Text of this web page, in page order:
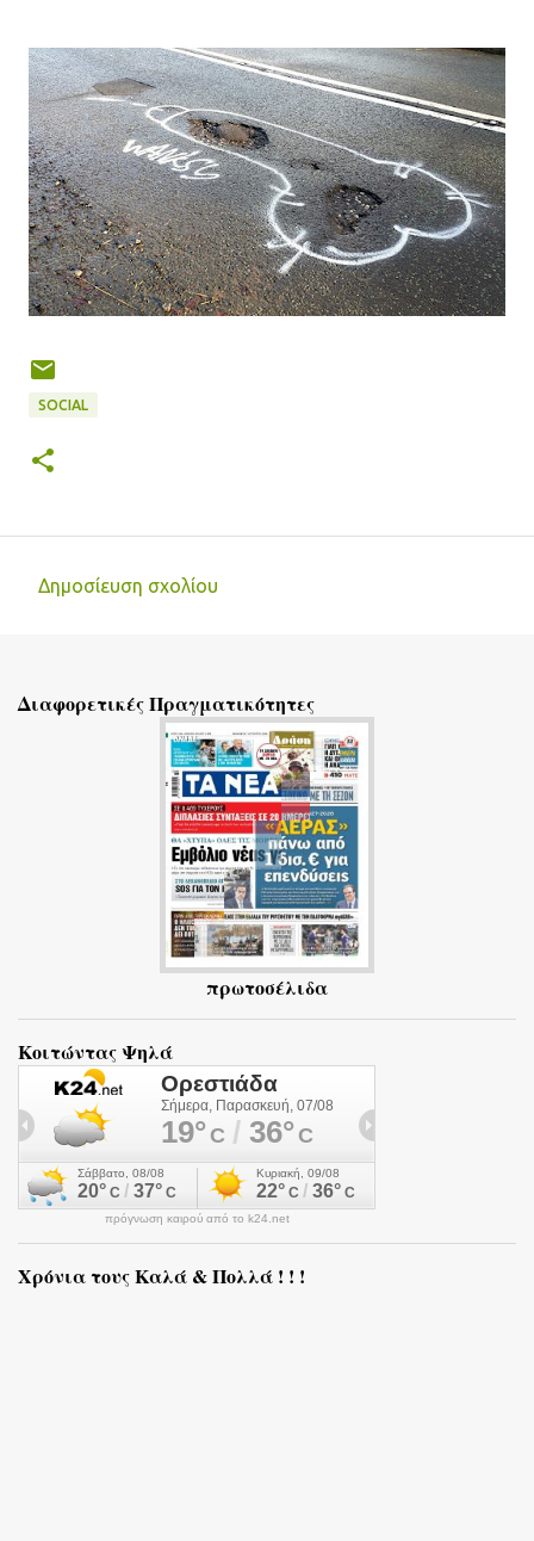
SOCIAL
λ
Δημοσίευση σχολίου
Διαφορετικές Πραγματικότητες
πρωτοσέλιδα
Κοιτώντας Ψηλά
πρόγνωση καιρού από το k24.net
Χρόνια τους Καλά & Πολλά ! ! !